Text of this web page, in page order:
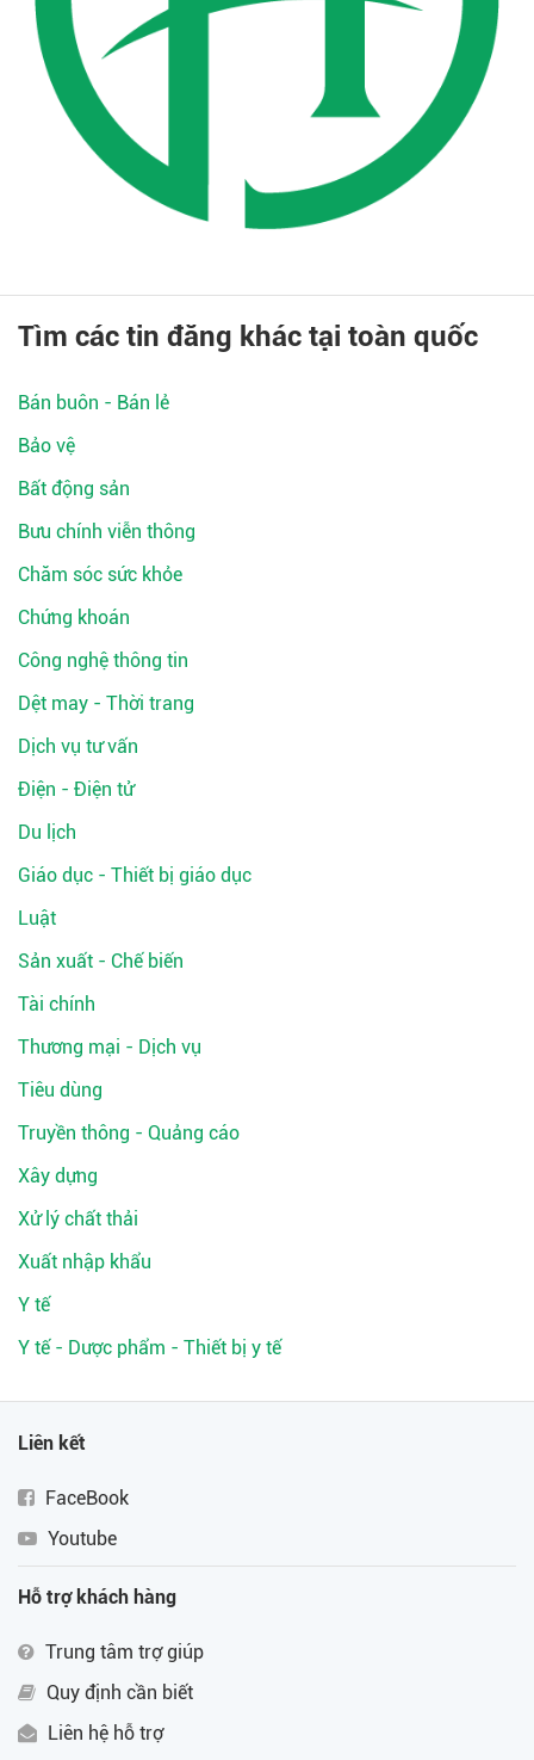
Tìm các tin đăng khác tại toàn quốc
Bán buôn - Bán lẻ
Bảo vệ
Bất động sản
Bưu chính viễn thông
Chăm sóc sức khỏe
Chứng khoán
Công nghệ thông tin
Dệt may - Thời trang
Dịch vụ tư vấn
Điện - Điện tử
Du lịch
Giáo dục - Thiết bị giáo dục
Luật
Sản xuất - Chế biến
Tài chính
Thương mại - Dịch vụ
Tiêu dùng
Truyền thông - Quảng cáo
Xây dựng
Xử lý chất thải
Xuất nhập khẩu
Y tế
Y tế - Dược phẩm - Thiết bị y tế
Liên kết
FaceBook
Youtube
Hỗ trợ khách hàng
Trung tâm trợ giúp
Quy định cần biết
Liên hệ hỗ trợ